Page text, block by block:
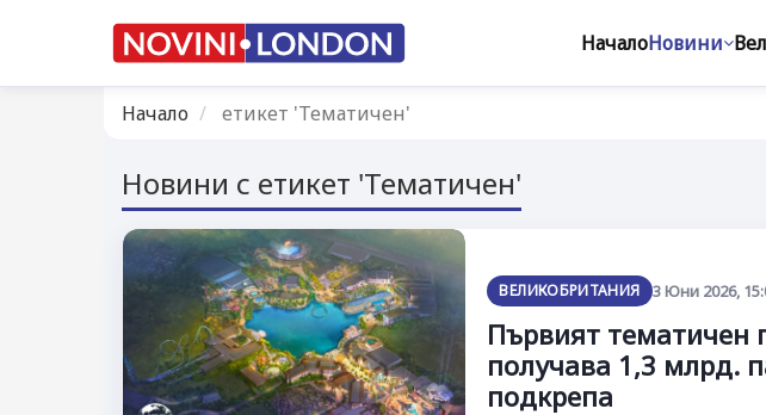
НачалоНовини
Начало етикет 'Тематичен'
Новини с етикет 'Тематичен'
ВЕЛИКОБРИТАНИЯ 3 Юни 2026,
Първият тематичен
получава 1,3 млрд.
подкрепа